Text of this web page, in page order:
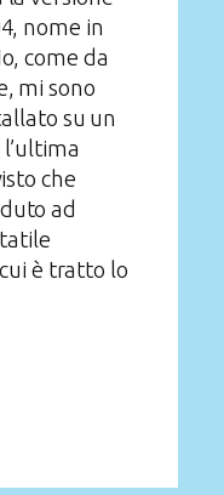
nome in
come da
mi sono
su un
che
ad
è tratto lo